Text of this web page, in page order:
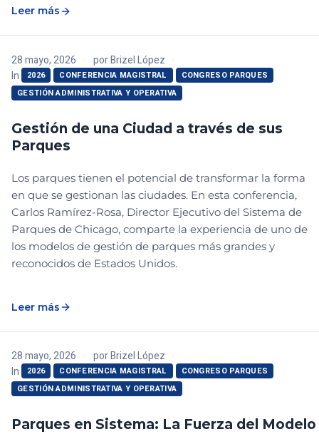
Leer más
28 mayo, 2026 porBrizel López
In
2026 CONFERENCIA MAGISTRAL
CONGRESO PARQUES
GESTIÓN ADMINISTRATIVA Y OPERATIVA
Gestión de una Ciudad a través de sus
Parques
Los parques tienen el potencial de transformar la forma
en que se gestionan las ciudades. En esta conferencia,
Carlos Ramírez-Rosa, Director Ejecutivo del Sistema de
Parques de Chicago, comparte la experiencia de uno de
los modelos de gestión de parques más grandes y
reconocidos de Estados Unidos.
Leer más
28 mayo, 2026 porBrizel López
In
2026 CONFERENCIA MAGISTRAL
CONGRESO PARQUES
GESTIÓN ADMINISTRATIVA Y OPERATIVA
Parques en Sistema: La Fuerza del Modelo